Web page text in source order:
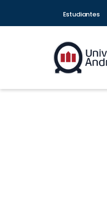
Estudiantes